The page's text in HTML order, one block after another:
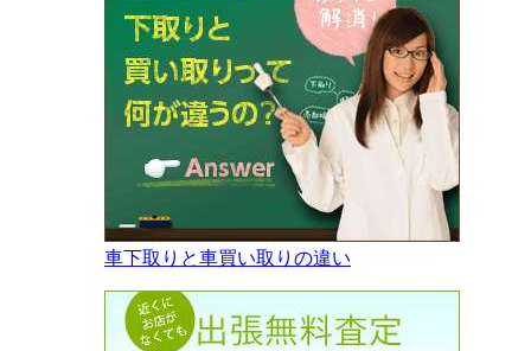
車下取りと車買い取りの違い